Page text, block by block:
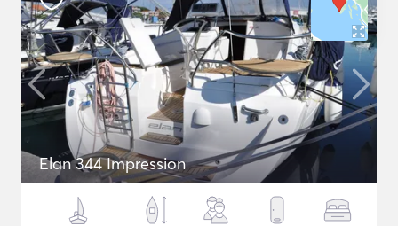
Elan 344 Impression